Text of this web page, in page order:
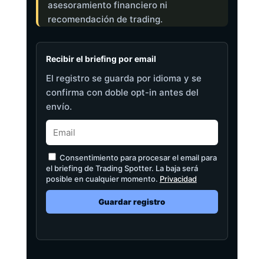
asesoramiento financiero ni
recomendación de trading.
Recibir el briefing por email
El registro se guarda por idioma y se
confirma con doble opt-in antes del
envío.
Consentimiento para procesar el email para
el briefing de Trading Spotter. La baja será
posible en cualquier momento. Privacidad
Guardar registro